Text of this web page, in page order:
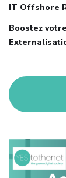
IT Offshore
Boostez